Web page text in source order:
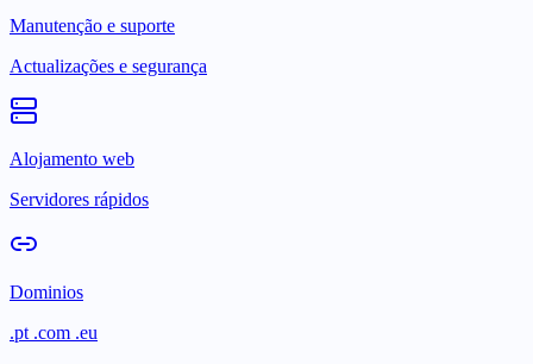
Manutenção e suporte
Actualizações e segurança
Alojamento web
Servidores rápidos
Dominios
.pt .com .eu